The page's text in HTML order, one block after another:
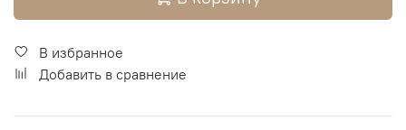
В избранное
Добавить в сравнение